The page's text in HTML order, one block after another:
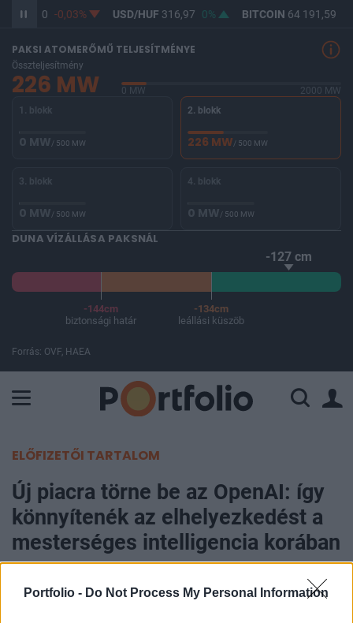
Portfolio - Do Not Process My Personal Information
365,30 -0,03% USD/HUF316,97 0% BITCOIN64 191,59
PAKSI ATOMERŐMŰ TELJESÍTMÉNYE
Összteljesítmény
226 MW 0 MW
2000 MW
1. blokk
0 MW/ 500 MW
2. blokk
226 MW/ 500 MW
3. blokk
0 MW/ 500 MW
4. blokk
0 MW/ 500 MW
DUNA VÍZÁLLÁSA PAKSNÁL
-127 cm
-144cm
biztonsági határ
-134cm
leállási küszöb
Forrás: OVF, HAEA
ELŐFIZETŐI TARTALOM
Új piacra törne be az OpenAI: így
könnyítenék az elhelyezkedést a
mesterséges intelligencia korában
2025. szeptember 05. 10:13